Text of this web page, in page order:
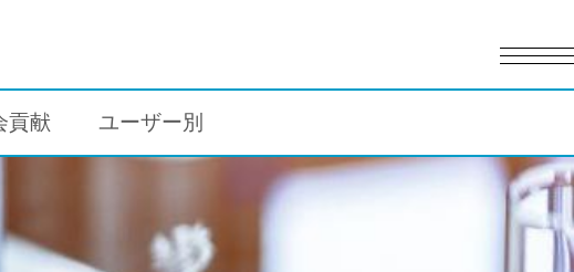
貢献 ユーザー別